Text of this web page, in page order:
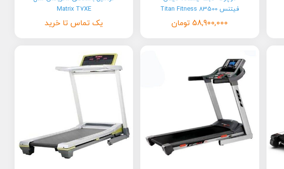
فیتنس Titan Fitness 83500
58,900,000 تومان
Matrix T7XE
یک تماس تا خرید